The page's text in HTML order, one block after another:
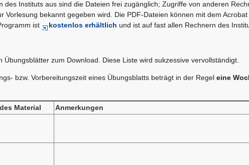
des Instituts aus sind die Dateien frei zugänglich; Zugriffe von anderen
Vorlesung bekannt gegeben wird. Die PDF-Dateien können mit dem
ist
kostenlos erhältlich und ist auf fast allen Rechnern des
Übungsblätter zum Download. Diese Liste wird sukzessive vervollständigt.
bzw. Vorbereitungszeit eines Übungsblatts beträgt in der Regel eine
Material Anmerkungen